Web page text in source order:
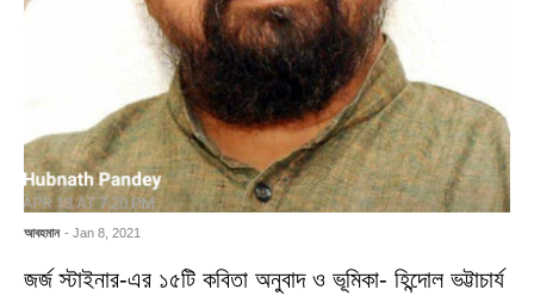
আবহমান - Jan 8, 2021
জর্জ স্টাইনার-এর ১৫টি কবিতা অনুবাদ ও ভূমিকা- হিন্দোল ভট্টাচার্য